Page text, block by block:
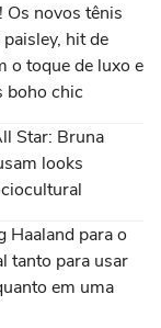
Os novos tênis
hit de
o toque de luxo e
boho chic
Star: Bruna
looks
Haaland para o
tanto para usar
em uma